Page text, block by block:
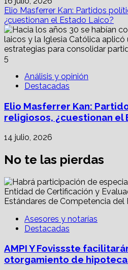
Elio Masferrer Kan: Partidos
¿cuestionan el Estado Laico?
5
Análisis y opinión
Destacadas
Elio Masferrer Kan:
religiosos, ¿cuestionan el
14 julio, 2026
No te las pierdas
Asesores y notarías
Destacadas
AMPI Y Fovissste
otorgamiento de